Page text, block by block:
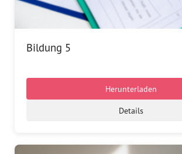
Bildung 5
Herunterladen
Details